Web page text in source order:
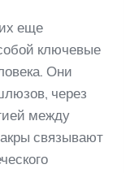
еще
ключевые
Они
через
между
связывают